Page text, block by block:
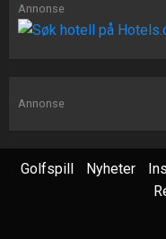
Annonse
Annonse
Golfspill Nyheter